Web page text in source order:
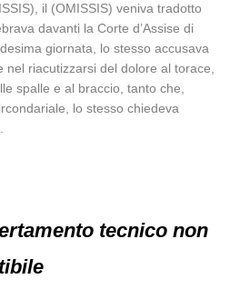
il (OMISSIS) veniva tradotto
davanti la Corte d’Assise di
giornata, lo stesso accusava
nel riacutizzarsi del dolore al torace,
spalle e al braccio, tanto che,
lo stesso chiedeva
tecnico non